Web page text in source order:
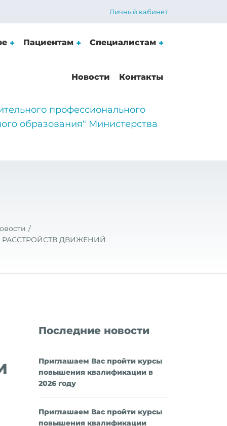
Личный кабинет
Пациентам Специалистам
Новости Контакты
профессионального
образования" Министерства
ДВИЖЕНИЙ
Последние новости
Приглашаем Вас пройти курсы
повышения квалификации в
2026 году
Приглашаем Вас пройти курсы
повышения квалификации